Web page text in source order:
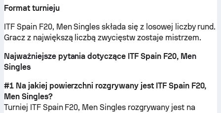
Format turnieju
ITF Spain F20, Men Singles składa się z losowej liczby rund.
Gracz z największą liczbą zwycięstw zostaje mistrzem.
Najważniejsze pytania dotyczące ITF Spain F20, Men
Singles
#1 Na jakiej powierzchni rozgrywany jest ITF Spain F20,
Men Singles?
Turniej ITF Spain F20, Men Singles rozgrywany jest na